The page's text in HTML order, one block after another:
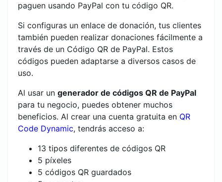
paguen usando PayPal con tu código QR.
Si configuras un enlace de donación, tus clientes
también pueden realizar donaciones fácilmente a
través de un Código QR de PayPal. Estos
códigos pueden adaptarse a diversos casos de
uso.
Al usar un generador de códigos QR de PayPal
para tu negocio, puedes obtener muchos
beneficios. Al crear una cuenta gratuita en QR
Code Dynamic, tendrás acceso a:
13 tipos diferentes de códigos QR
5 píxeles
5 códigos QR guardados